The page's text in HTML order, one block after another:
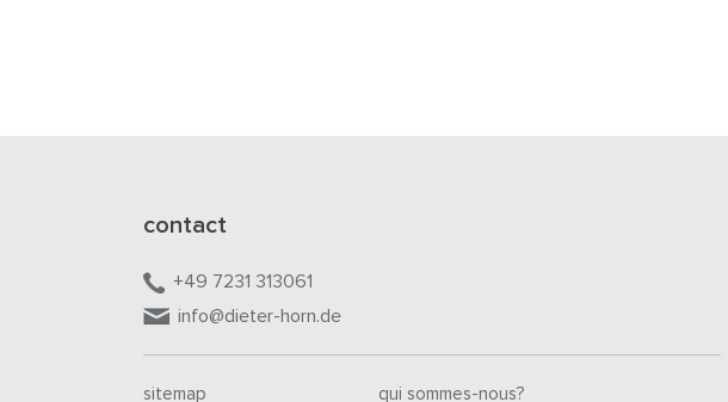
contact
+49 7231 313061
info@dieter-horn.de
sitemap qui sommes-nous?